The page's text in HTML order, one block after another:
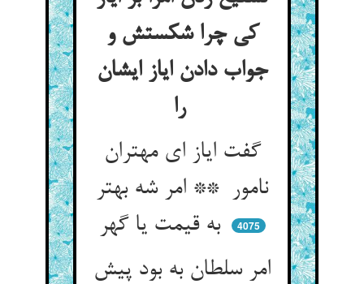
کی چرا شکستش و
جواب دادن ایاز ایشان
را
گفت ایاز ای مهتران
نامور ** امر شه بهتر
به قیمت یا گهر
4075
امر سلطان به بود پیش